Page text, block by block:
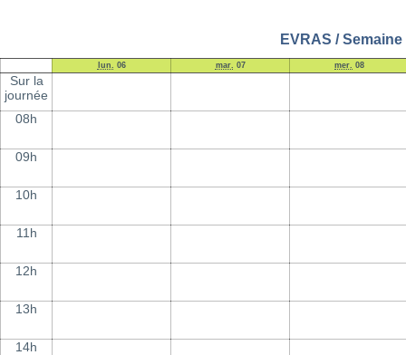
EVRAS /
lun. 06 mar. 07 mer. 08
Sur la
journée
08h
09h
10h
11h
12h
13h
14h